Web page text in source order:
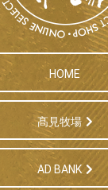
HOME
髙見牧場
AD BANK